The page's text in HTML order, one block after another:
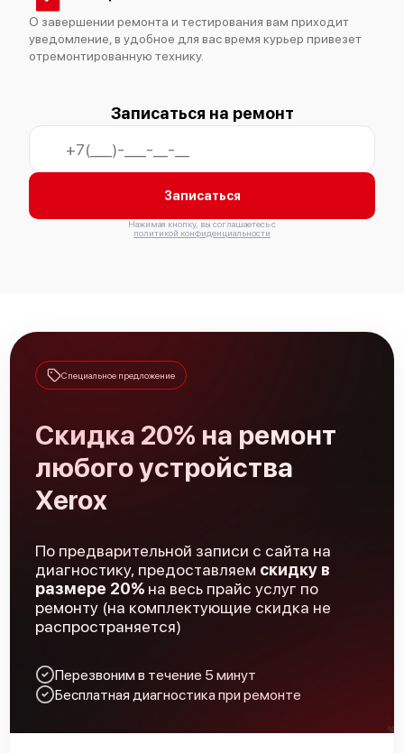
О завершении ремонта и тестирования вам приходит
уведомление, в удобное для вас время курьер привезет
отремонтированную технику.
Записаться на ремонт
Записаться
Нажимая кнопку, вы соглашаетесь с
политикой конфиденциальности
Специальное предложение
Скидка 20% на ремонт
любого устройства
Xerox
По предварительной записи с сайта на
диагностику, предоставляем скидку в
размере 20% на весь прайс услуг по
ремонту (на комплектующие скидка не
распространяется)
Перезвоним в течение 5 минут
Бесплатная диагностика при ремонте